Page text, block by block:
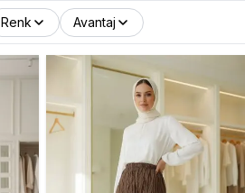
Renk Avantaj